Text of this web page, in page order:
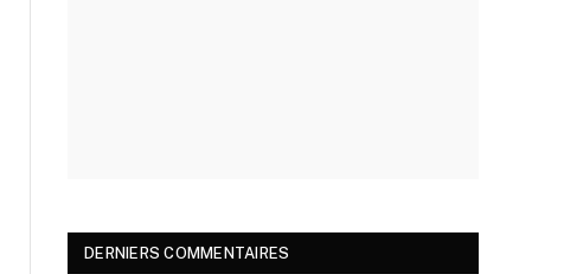
DERNIERS COMMENTAIRES